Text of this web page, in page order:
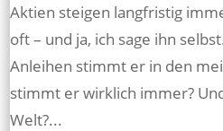
Aktien steigen langfristig
oft – und ja, ich sage ihn
Anleihen stimmt er in den
stimmt er wirklich immer?
Welt?...